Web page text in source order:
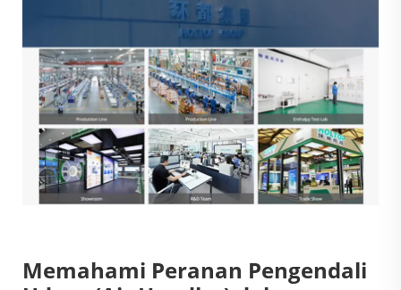
Memahami Peranan Pengendali